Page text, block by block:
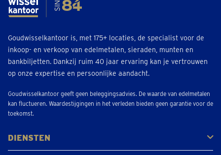
Goudwisselkantoor is, met 175+ locaties, de specialist voor de
inkoop- en verkoop van edelmetalen, sieraden, munten en
bankbiljetten. Dankzij ruim 40 jaar ervaring kan je vertrouwen
op onze expertise en persoonlijke aandacht.
Goudwisselkantoor geeft geen beleggingsadvies. De waarde van edelmetalen
kan fluctueren. Waardestijgingen in het verleden bieden geen garantie voor de
toekomst.
DIENSTEN
Kopen
Verkopen
Veilen